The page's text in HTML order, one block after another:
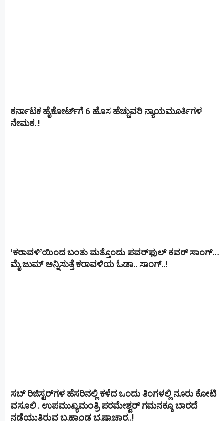
ಕರ್ನಾಟಕ ಹೈಕೋರ್ಟ್‌ಗೆ 6 ಹೊಸ ಹೆಚ್ಚುವರಿ ನ್ಯಾಯಮೂರ್ತಿಗಳ
ನೇಮಕ..!
‘ಕರಾವಳಿ’ಯಿಂದ ಬಂತು ಮತ್ತೊಂದು ಪವರ್‌ಫುಲ್ ಕವರ್ ಸಾಂಗ್…
ಮೈ ಜುಮ್ ಅನ್ನಿಸುತ್ತೆ ಕರಾವಳಿಯ ಓಡಾ.. ಸಾಂಗ್‌..!
ಸಬ್ ರಿಜಿಸ್ಟರ್​ಗಳ ಹೆಸರಿನಲ್ಲಿ ಕಳೆದ ಒಂದು ತಿಂಗಳಲ್ಲಿ ನೂರು ಕೋಟಿ
ವಸೂಲಿ.. ಉಪಮುಖ್ಯಮಂತ್ರಿ ಪರಮೇಶ್ವರ್​ ಗಮನಕ್ಕೂ ಬಾರದೆ
ನಡೆಯುತ್ತಿರುವ ಬ್ರಹ್ಮಾಂಡ ಭ್ರಷ್ಟಾಚಾರ..!